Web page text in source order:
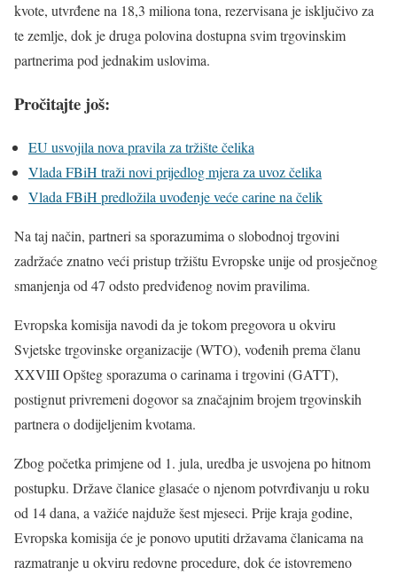
kvote, utvrđene na 18,3 miliona tona, rezervisana je isključivo za
te zemlje, dok je druga polovina dostupna svim trgovinskim
partnerima pod jednakim uslovima.
Pročitajte još:
EU usvojila nova pravila za tržište čelika
Vlada FBiH traži novi prijedlog mjera za uvoz čelika
Vlada FBiH predložila uvođenje veće carine na čelik
Na taj način, partneri sa sporazumima o slobodnoj trgovini
zadržaće znatno veći pristup tržištu Evropske unije od prosječnog
smanjenja od 47 odsto predviđenog novim pravilima.
Evropska komisija navodi da je tokom pregovora u okviru
Svjetske trgovinske organizacije (WTO), vođenih prema članu
XXVIII Opšteg sporazuma o carinama i trgovini (GATT),
postignut privremeni dogovor sa značajnim brojem trgovinskih
partnera o dodijeljenim kvotama.
Zbog početka primjene od 1. jula, uredba je usvojena po hitnom
postupku. Države članice glasaće o njenom potvrđivanju u roku
od 14 dana, a važiće najduže šest mjeseci. Prije kraja godine,
Evropska komisija će je ponovo uputiti državama članicama na
razmatranje u okviru redovne procedure, dok će istovremeno